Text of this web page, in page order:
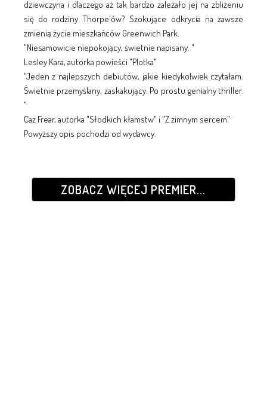
dziewczyna i dlaczego aż tak bardzo zależało jej na zbliżeniu
się do rodziny Thorpe'ów? Szokujące odkrycia na zawsze
zmienią życie mieszkańców Greenwich Park.
"Niesamowicie niepokojący, świetnie napisany. "
Lesley Kara, autorka powieści "Plotka"
"Jeden z najlepszych debiutów, jakie kiedykolwiek czytałam.
Świetnie przemyślany, zaskakujący. Po prostu genialny thriller.
"
Caz Frear, autorka "Słodkich kłamstw" i "Z zimnym sercem"
Powyższy opis pochodzi od wydawcy.
ZOBACZ WIĘCEJ PREMIER...